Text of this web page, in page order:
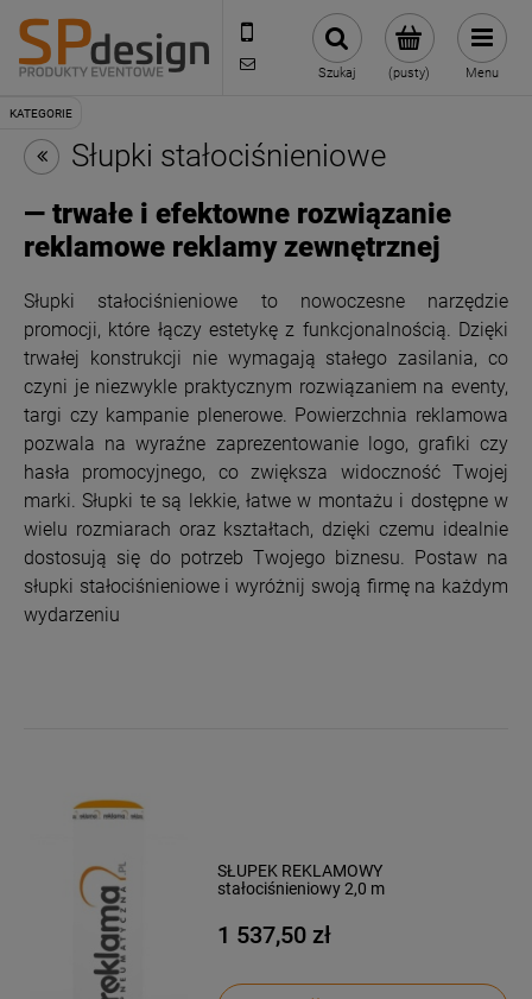
221002030
sklep@reklamydrukarnia.pl
(pusty)
Szukaj Menu
Słupki stałociśnieniowe
— trwałe i efektowne rozwiązanie
reklamowe reklamy zewnętrznej
Słupki stałociśnieniowe to nowoczesne narzędzie
promocji, które łączy estetykę z funkcjonalnością. Dzięki
trwałej konstrukcji nie wymagają stałego zasilania, co
czyni je niezwykle praktycznym rozwiązaniem na eventy,
targi czy kampanie plenerowe. Powierzchnia reklamowa
pozwala na wyraźne zaprezentowanie logo, grafiki czy
hasła promocyjnego, co zwiększa widoczność Twojej
marki. Słupki te są lekkie, łatwe w montażu i dostępne w
wielu rozmiarach oraz kształtach, dzięki czemu idealnie
dostosują się do potrzeb Twojego biznesu. Postaw na
słupki stałociśnieniowe i wyróżnij swoją firmę na każdym
wydarzeniu
SŁUPEK REKLAMOWY
stałociśnieniowy 2,0 m
1 537,50 zł